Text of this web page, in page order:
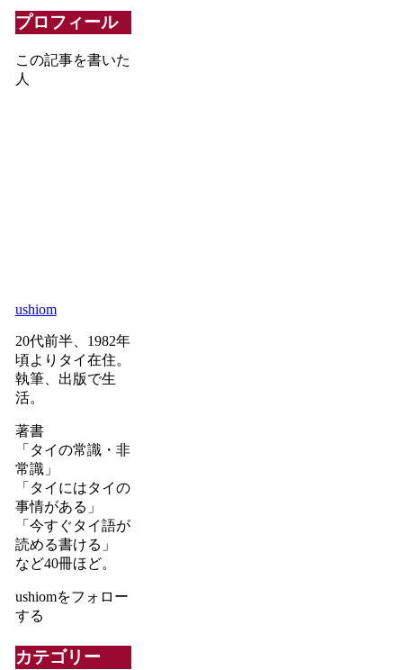
プロフィール
この記事を書いた
人
ushiom
20代前半、1982年
頃よりタイ在住。
執筆、出版で生
活。
著書
「タイの常識・非
常識」
「タイにはタイの
事情がある」
「今すぐタイ語が
読める書ける」
など40冊ほど。
ushiomをフォロー
する
カテゴリー